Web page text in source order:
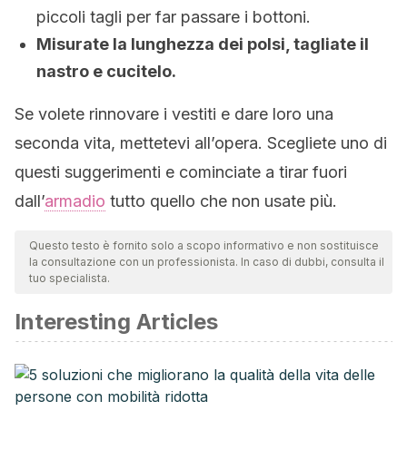
piccoli tagli per far passare i bottoni.
Misurate la lunghezza dei polsi, tagliate il
nastro e cucitelo.
Se volete rinnovare i vestiti e dare loro una
seconda vita, mettetevi all’opera. Scegliete uno di
questi suggerimenti e cominciate a tirar fuori
dall’armadio tutto quello che non usate più.
Questo testo è fornito solo a scopo informativo e non sostituisce
la consultazione con un professionista. In caso di dubbi, consulta il
tuo specialista.
Interesting Articles